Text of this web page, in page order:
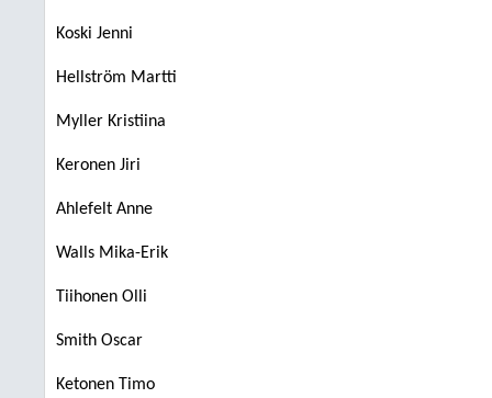
Koski Jenni
Hellström Martti
Myller Kristiina
Keronen Jiri
Ahlefelt Anne
Walls Mika-Erik
Tiihonen Olli
Smith Oscar
Ketonen Timo